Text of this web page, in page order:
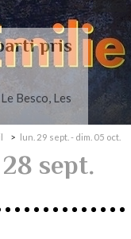
lun. 29 sept. - dim. 05 oct.
sept.